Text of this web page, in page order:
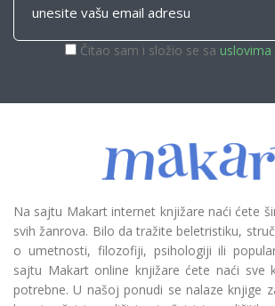
Čitao sam i složio se sa
Na sajtu Makart internet knjižare naći ćete
svih žanrova. Bilo da tražite beletristiku,
o umetnosti, filozofiji, psihologiji ili
sajtu Makart online knjižare ćete naći sve
potrebne. U našoj ponudi se nalaze knjige